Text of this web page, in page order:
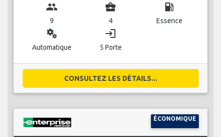
group
9
business_center
4
local_gas_station
Essence
miscellaneous_services
Automatique
login
5 Porte
CONSULTEZ LES DÉTAILS...
ÉCONOMIQUE